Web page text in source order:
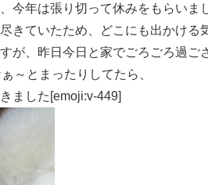
今年は張り切って休みをもらいま
きていたため、どこにも出かける
が、昨日今日と家でごろごろ過ご
～とまったりしてたら、
ました[emoji:v-449]